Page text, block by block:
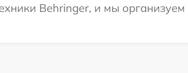
Behringer, и мы